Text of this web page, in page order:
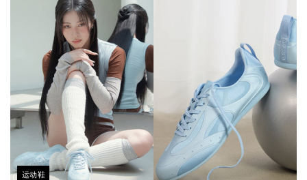
运动鞋